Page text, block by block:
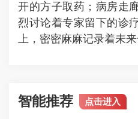
开的方子取药；病房走
烈讨论着专家留下的诊
上，密密麻麻记录着未
智能推荐 点击进入